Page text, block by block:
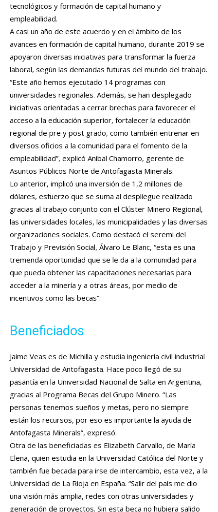
tecnológicos y formación de capital humano y
empleabilidad.
A casi un año de este acuerdo y en el ámbito de los
avances en formación de capital humano, durante 2019 se
apoyaron diversas iniciativas para transformar la fuerza
laboral, según las demandas futuras del mundo del trabajo.
“Este año hemos ejecutado 14 programas con
universidades regionales. Además, se han desplegado
iniciativas orientadas a cerrar brechas para favorecer el
acceso a la educación superior, fortalecer la educación
regional de pre y post grado, como también entrenar en
diversos oficios a la comunidad para el fomento de la
empleabilidad”, explicó Aníbal Chamorro, gerente de
Asuntos Públicos Norte de Antofagasta Minerals.
Lo anterior, implicó una inversión de 1,2 millones de
dólares, esfuerzo que se suma al despliegue realizado
gracias al trabajo conjunto con el Clúster Minero Regional,
las universidades locales, las municipalidades y las diversas
organizaciones sociales. Como destacó el seremi del
Trabajo y Previsión Social, Álvaro Le Blanc, “esta es una
tremenda oportunidad que se le da a la comunidad para
que pueda obtener las capacitaciones necesarias para
acceder a la minería y a otras áreas, por medio de
incentivos como las becas”.
Beneficiados
Jaime Veas es de Michilla y estudia ingeniería civil industrial
Universidad de Antofagasta. Hace poco llegó de su
pasantía en la Universidad Nacional de Salta en Argentina,
gracias al Programa Becas del Grupo Minero. “Las
personas tenemos sueños y metas, pero no siempre
están los recursos, por eso es importante la ayuda de
Antofagasta Minerals”, expresó.
Otra de las beneficiadas es Elizabeth Carvallo, de María
Elena, quien estudia en la Universidad Católica del Norte y
también fue becada para irse de intercambio, esta vez, a la
Universidad de La Rioja en España. “Salir del país me dio
una visión más amplia, redes con otras universidades y
generación de proyectos. Sin esta beca no hubiera salido